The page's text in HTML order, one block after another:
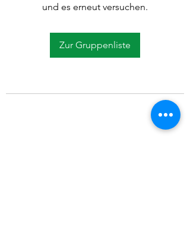
und es erneut versuchen.
Zur Gruppenliste